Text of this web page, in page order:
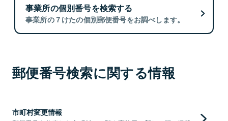
事業所の個別番号を検索する
事業所の７けたの個別郵便番号をお調べします。
郵便番号検索に関する情報
市町村変更情報